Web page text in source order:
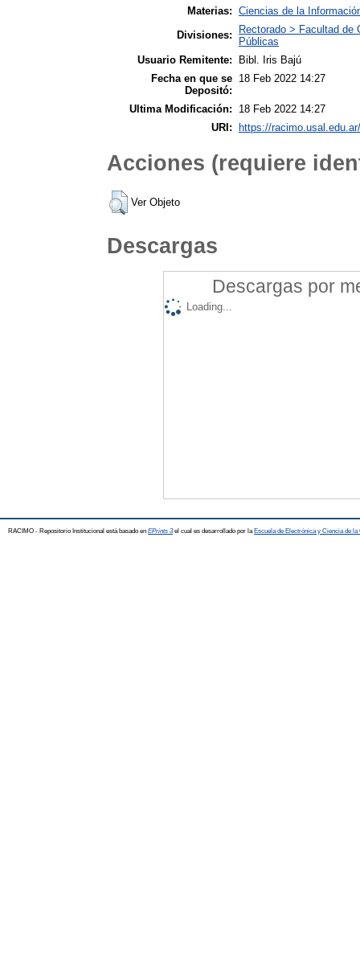
Materias: Ciencias de la
Divisiones:
Rectorado > Facultad
Públicas
Usuario Remitente:
Bibl. Iris Bajú
Fecha en que se
Depositó:
18 Feb 2022 14:27
Ultima Modificación:
18 Feb 2022 14:27
URI:
https://
Acciones (requiere
Ver Objeto
Descargas
Descargas por
Loading...
RACIMO - Repositorio Institucional está basado en EPrints 3el cual es desarrollado por la Escuela de Electrónica y Ciencia de la